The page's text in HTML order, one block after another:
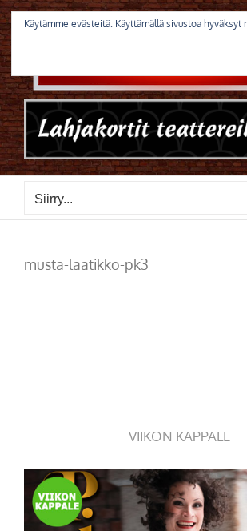
Skip
to
content
Siirry...
musta-laatikko-pk3
VIIKON KAPPALE
Käytämme evästeitä. Käyttämällä sivustoa hyväksyt